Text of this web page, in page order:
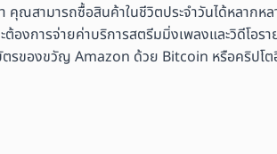
ณสามารถซื้อสินค้าในชีวิตประจำวันได้หลากห
องการจ่ายค่าบริการสตรีมมิ่งเพลงและวิดีโอ
รของขวัญ Amazon ด้วย Bitcoin หรือคริปโ